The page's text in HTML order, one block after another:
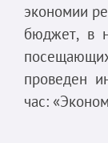
экономии
бюджет, в
проведен
час: